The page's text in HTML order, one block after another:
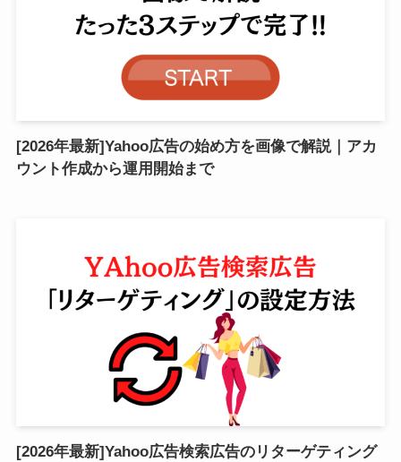
[2026年最新]Yahoo広告の始め方を画像で解説｜アカ
ウント作成から運用開始まで
[2026年最新]Yahoo広告検索広告のリターゲティング